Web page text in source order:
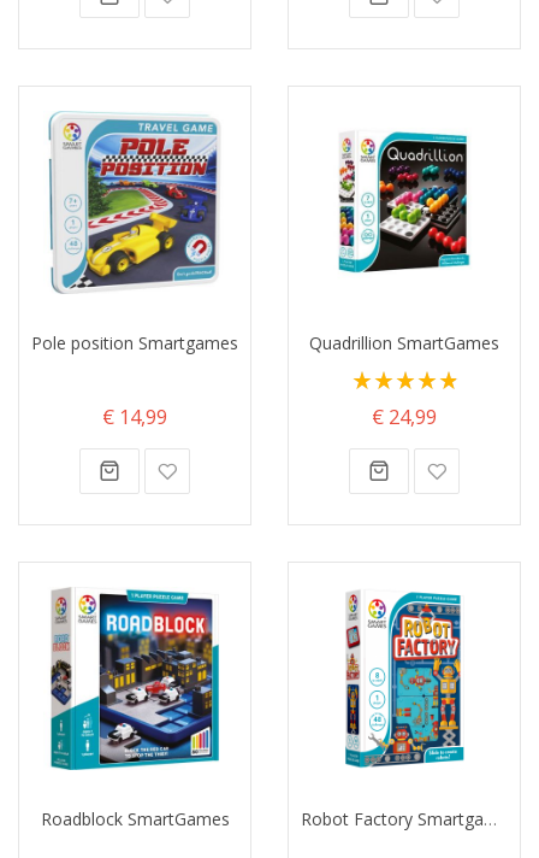
Pole position Smartgames
€ 14,99
Quadrillion SmartGames
Waardering:
98%€ 24,99
Roadblock SmartGames Robot Factory Smartgames